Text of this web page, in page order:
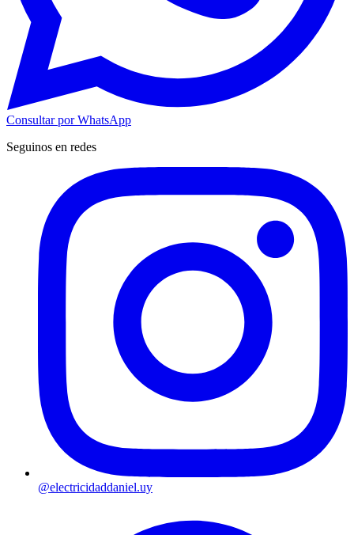
Consultar por WhatsApp
Seguinos en redes
@electricidaddaniel.uy